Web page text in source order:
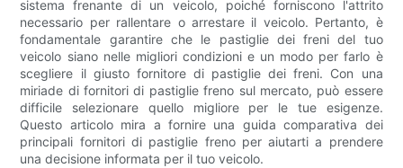
sistema frenante di un veicolo, poiché forniscono l'attrito
necessario per rallentare o arrestare il veicolo. Pertanto, è
fondamentale garantire che le pastiglie dei freni del tuo
veicolo siano nelle migliori condizioni e un modo per farlo è
scegliere il giusto fornitore di pastiglie dei freni. Con una
miriade di fornitori di pastiglie freno sul mercato, può essere
difficile selezionare quello migliore per le tue esigenze.
Questo articolo mira a fornire una guida comparativa dei
principali fornitori di pastiglie freno per aiutarti a prendere
una decisione informata per il tuo veicolo.